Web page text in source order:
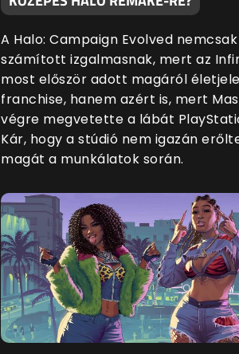
A Halo: Campaign Evolved
számított izgalmasnak, mert az
most először adott magáról
franchise, hanem azért is, mert
végre megvetette a lábát
Kár, hogy a stúdió nem igazán
magát a munkálatok során.